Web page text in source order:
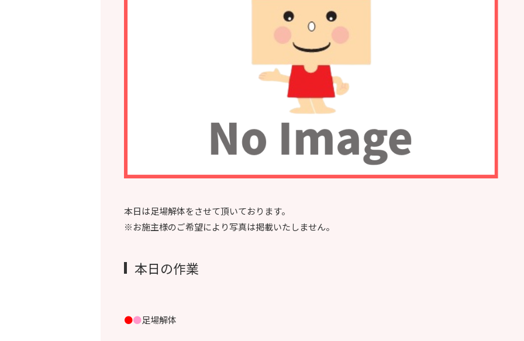
本日は足場解体をさせて頂いております。
※お施主様のご希望により写真は掲載いたしません。
本日の作業
●●足場解体